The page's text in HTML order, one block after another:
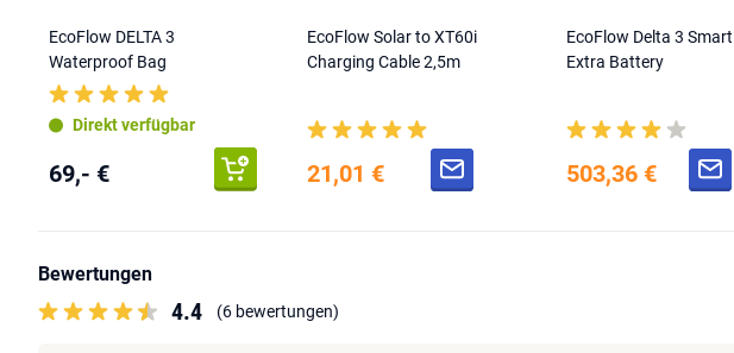
EcoFlow DELTA 3
Waterproof Bag
Direkt verfügbar
69,- €
EcoFlow Solar to XT60i
Charging Cable 2,5m
21,01 €
EcoFlow Delta 3 Smart
Extra Battery
503,36 €
Bewertungen
4.4 (6 bewertungen)